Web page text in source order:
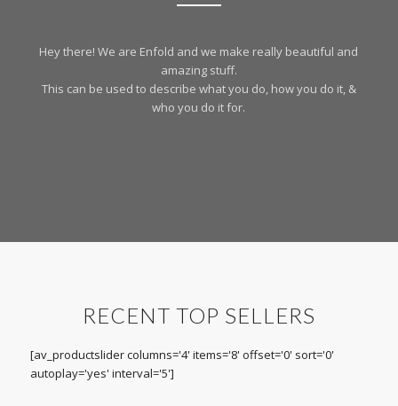
Hey there! We are Enfold and we make really beautiful and
amazing stuff.
This can be used to describe what you do, how you do it, &
who you do it for.
RECENT TOP SELLERS
[av_productslider columns='4' items='8' offset='0' sort='0'
autoplay='yes' interval='5']